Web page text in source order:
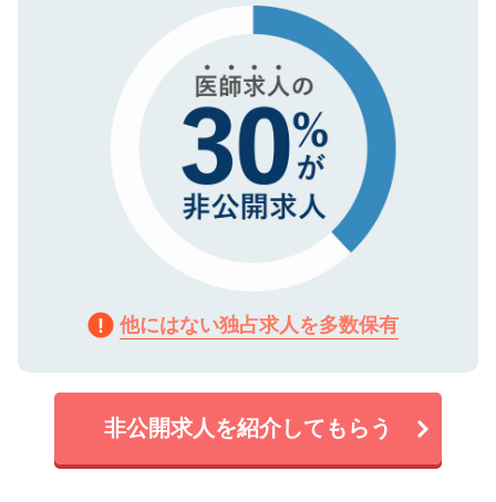
で、機密保持に関してもご安心ください。
他にはない独占求人を多数保有
非公開求人を紹介してもらう